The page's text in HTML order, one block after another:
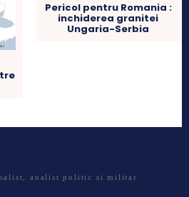
Pericol pentru Romania :
inchiderea granitei
Ungaria-Serbia
analist politic si militar